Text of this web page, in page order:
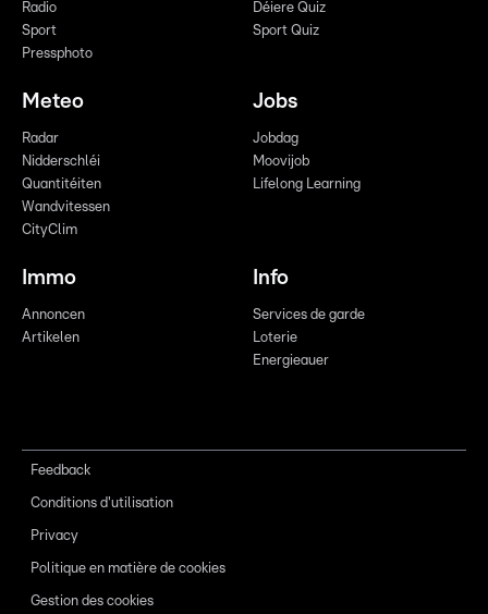
Radio
Sport
Pressphoto
Déiere Quiz
Sport Quiz
Meteo
Radar
Nidderschléi
Quantitéiten
Wandvitessen
CityClim
Jobs
Jobdag
Moovijob
Lifelong Learning
Immo
Annoncen
Artikelen
Info
Services de garde
Loterie
Energieauer
Feedback
Conditions d'utilisation
Privacy
Politique en matière de cookies
Gestion des cookies